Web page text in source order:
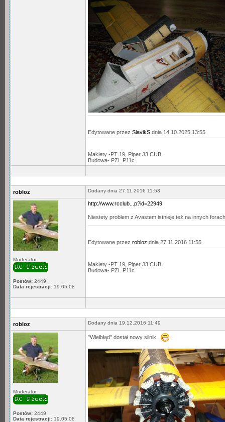
Edytowane przez SlavikS dnia 14.10.2025 13:55
Makiety -PT 19, Piper J3 CUB
Budowa- PZL P11c
robloz Dodany dnia 27.11.2016 11:53
Moderator
Postów: 2449
Data rejestracji: 19.05.08
http://www.rcclub...p?id=22949
Niestety problem z Avastem istnieje też na innych
Edytowane przez robloz dnia 27.11.2016 11:55
Makiety -PT 19, Piper J3 CUB
Budowa- PZL P11c
robloz Dodany dnia 19.12.2016 11:49
Moderator
Postów: 2449
Data rejestracji: 19.05.08
"Wielbłąd" dostał nowy silnik.